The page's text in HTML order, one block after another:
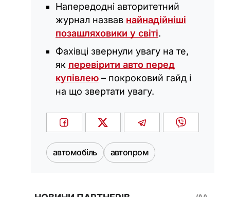
Напередодні авторитетний
журнал назвав найнадійніші
позашляховики у світі.
Фахівці звернули увагу на те,
як перевірити авто перед
купівлею – покроковий гайд і
на що звертати увагу.
автомобіль автопром